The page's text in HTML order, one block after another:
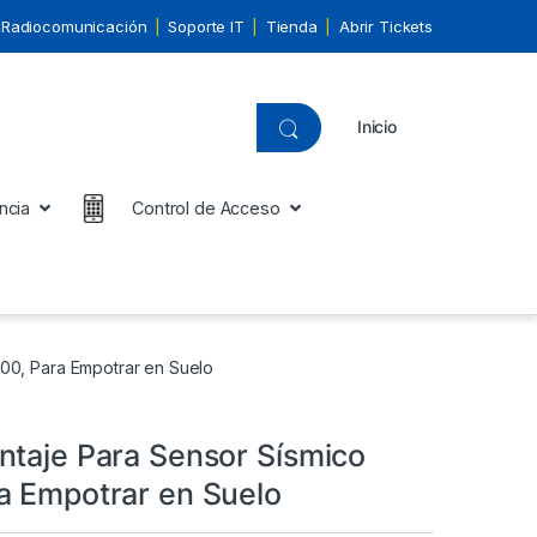
Radiocomunicación Soporte IT Tienda Abrir Tickets
Inicio
Control de Acceso
Para Empotrar en Suelo
Para Sensor Sísmico
Empotrar en Suelo